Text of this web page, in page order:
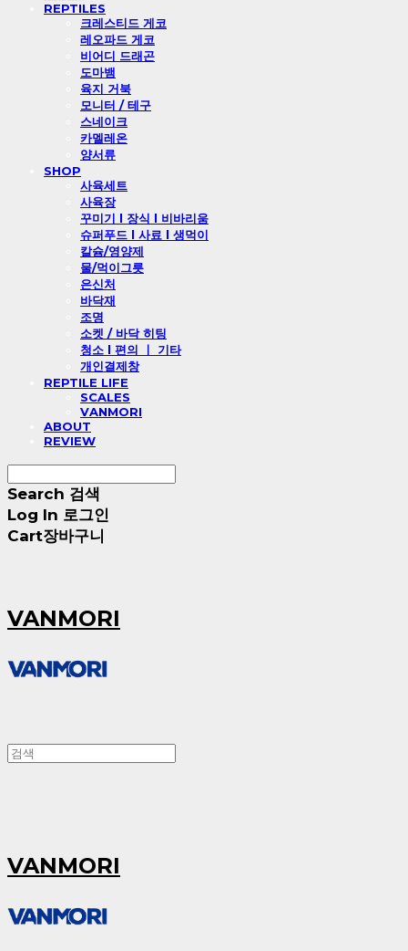
REPTILES
크레스티드 게코
레오파드 게코
비어디 드래곤
도마뱀
육지 거북
모니터 / 테구
스네이크
카멜레온
양서류
SHOP
사육세트
사육장
꾸미기 l 장식 l 비바리움
슈퍼푸드 l 사료 l 생먹이
칼슘/영양제
물/먹이그릇
은신처
바닥재
조명
소켓 / 바닥 히팅
청소 l 편의 ㅣ 기타
개인결제창
REPTILE LIFE
SCALES
VANMORI
ABOUT
REVIEW
Search 검색
Log In 로그인
Cart장바구니
VANMORI
VANMORI